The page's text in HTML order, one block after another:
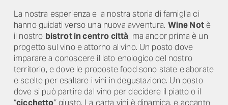
La nostra esperienza e la nostra storia di famiglia ci
hanno guidati verso una nuova avventura. Wine Notè
il nostro bistrot in centro città, ma ancor prima è un
progetto sul vino e attorno al vino. Un posto dove
imparare a conoscere il lato enologico del nostro
territorio, e dove le proposte food sono state elaborate
e scelte per esaltare i vini in degustazione. Un posto
dove si può partire dal vino per decidere il piatto o il
“cicchetto” giusto. La carta vini è dinamica, e accanto